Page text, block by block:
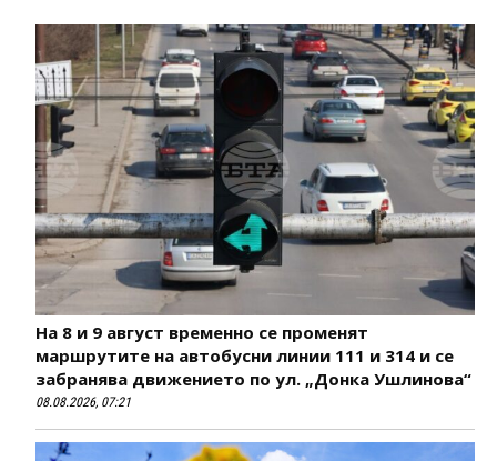
На 8 и 9 август временно се променят
маршрутите на автобусни линии 111 и 314 и се
забранява движението по ул. „Донка Ушлинова“
08.08.2026, 07:21